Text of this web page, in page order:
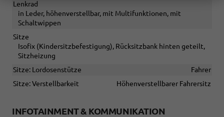
Lenkrad
in Leder, höhenverstellbar, mit Multifunktionen, mit
Schaltwippen
Sitze
Isofix (Kindersitzbefestigung), Rücksitzbank hinten geteilt,
Sitzheizung
Sitze: Lordosenstütze
Fahrer
Sitze: Verstellbarkeit
Höhenverstellbarer Fahrersitz
INFOTAINMENT & KOMMUNIKATION